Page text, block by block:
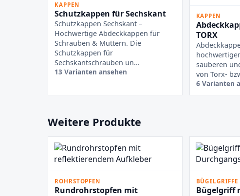
KAPPEN
Schutzkappen für Sechskant
Schutzkappen Sechskant –
Hochwertige Abdeckkappen für
Schrauben & Muttern. Die
Schutzkappen für
Sechskantschrauben un...
13 Varianten ansehen
KAPPEN
TORX
sauberen
von Torx-
6 Varianten
Weitere Produkte
ROHRSTOPFEN
Rundrohrstopfen mit
BÜGELGRIFFE
Bügelgriff